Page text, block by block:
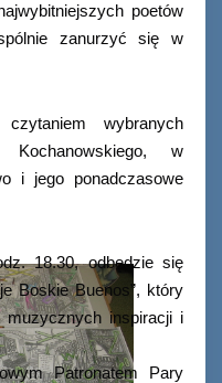
poetów
zanurzyć się w
wybranych
w
i jego ponadczasowe
18.30, odbędzie się
Boskie Buenos”, który
muzycznych inspiracji i
Patronatem Pary